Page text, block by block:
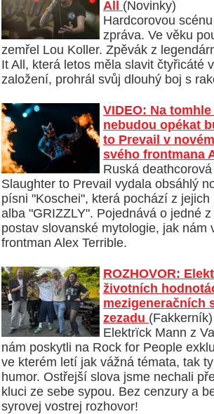
All (Novinky)
Hardcorovou
zpráva. Ve věku
zemřel Lou Koller. Zpěvák z
It All, která letos měla slavit čtyřicáté
založení, prohrál svůj dlouhý boj s
VIDEO: Na
nebudou opékat
to Prevail v
svého frontmana
Ruská
Slaughter to Prevail vydala obsáhlý
písni "Koschei", která pochází z
alba "GRIZZLY". Pojednává o jedné
postav slovanské mytologie, jak nám
frontman Alex Terrible.
ROZHOVOR:
životních
mezigeneračních
zezadu (Fakkerník)
Elektrïck Mann z
nám poskytli na Rock for People
ve kterém letí jak vážná témata, tak
humor. Ostřejší slova jsme nechali
kluci ze sebe sypou. Bez cenzury a
syrovej vostrej rozhovor!